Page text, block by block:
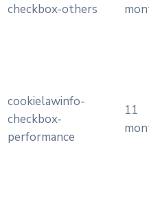
checkbox-others
cookielawinfo-
checkbox-
performance
11